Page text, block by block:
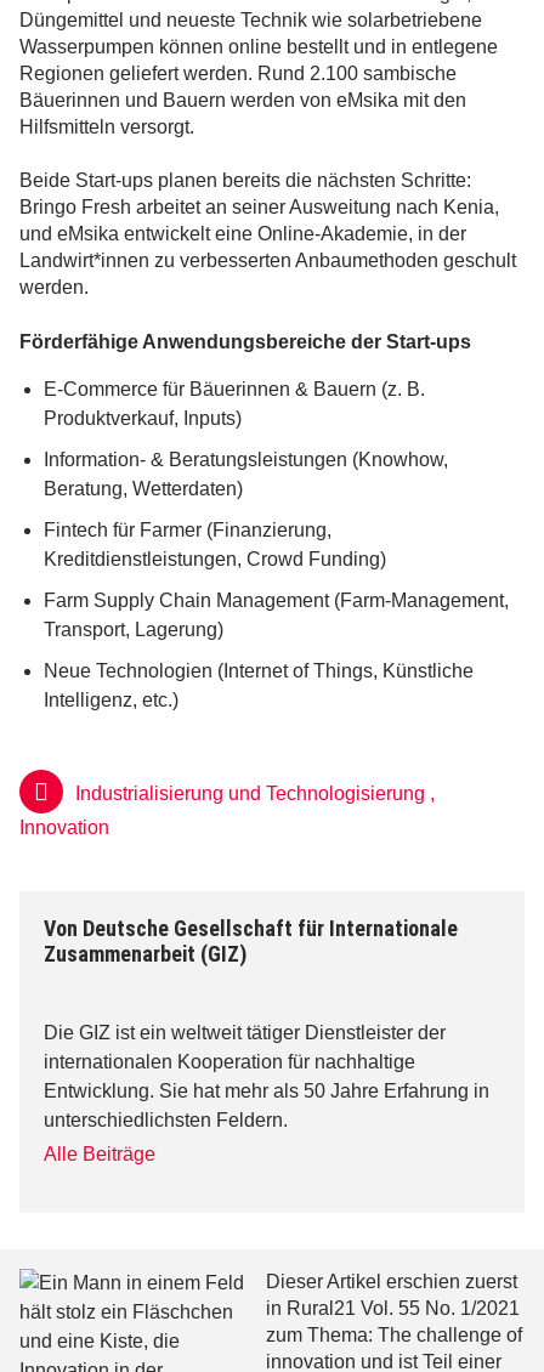
Von Deutsche Gesellschaft für Internationale
Zusammenarbeit (GIZ)
Die GIZ ist ein weltweit tätiger Dienstleister der
internationalen Kooperation für nachhaltige
Entwicklung. Sie hat mehr als 50 Jahre Erfahrung in
unterschiedlichsten Feldern.
Alle Beiträge
Dieser Artikel erschien zuerst
in Rural21 Vol. 55 No. 1/2021
zum Thema: The challenge of
innovation und ist Teil einer
Düngemittel und neueste Technik wie solarbetriebene
Wasserpumpen können online bestellt und in entlegene
Regionen geliefert werden. Rund 2.100 sambische
Bäuerinnen und Bauern werden von eMsika mit den
Hilfsmitteln versorgt.
Beide Start-ups planen bereits die nächsten Schritte:
Bringo Fresh arbeitet an seiner Ausweitung nach Kenia,
und eMsika entwickelt eine Online-Akademie, in der
Landwirt*innen zu verbesserten Anbaumethoden geschult
werden.
Förderfähige Anwendungsbereiche der Start-ups
E-Commerce für Bäuerinnen & Bauern (z. B.
Produktverkauf, Inputs)
Information- & Beratungsleistungen (Knowhow,
Beratung, Wetterdaten)
Fintech für Farmer (Finanzierung,
Kreditdienstleistungen, Crowd Funding)
Farm Supply Chain Management (Farm-Management,
Transport, Lagerung)
Neue Technologien (Internet of Things, Künstliche
Intelligenz, etc.)
Industrialisierung und Technologisierung ,
Innovation